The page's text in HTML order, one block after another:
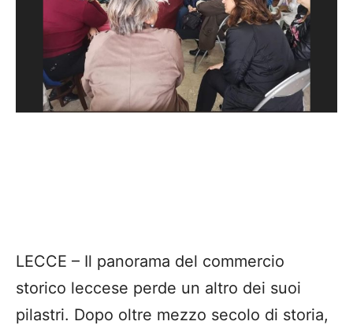
​LECCE – Il panorama del commercio
storico leccese perde un altro dei suoi
pilastri. Dopo oltre mezzo secolo di storia,